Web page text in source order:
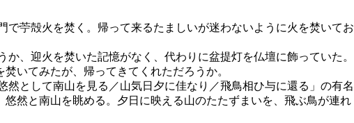
苧殻火を焚く。帰って来るたましいが迷わないように火を焚いてお
、迎火を焚いた記憶がなく、代わりに盆提灯を仏壇に飾っていた。
いてみたが、帰ってきてくれただろうか。
として南山を見る／山気日夕に佳なり／飛鳥相ひ与に還る」の有名
然と南山を眺める。夕日に映える山のたたずまいを、飛ぶ鳥が連れ